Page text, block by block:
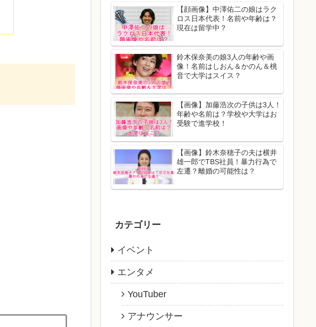
【顔画像】中澤佑二の娘はラク
ロス日本代表！名前や年齢は？
現在は留学中？
鈴木保奈美の娘3人の年齢や画
像！名前はしおん＆かのん＆桃
音で大学はスイス？
【画像】加藤浩次の子供は3人！
年齢や名前は？学校や大学はお
受験で進学校！
【画像】鈴木奈穂子の夫は横井
雄一郎でTBS社員！暴力行為で
左遷？離婚の可能性は？
カテゴリー
イベント
エンタメ
YouTuber
アナウンサー